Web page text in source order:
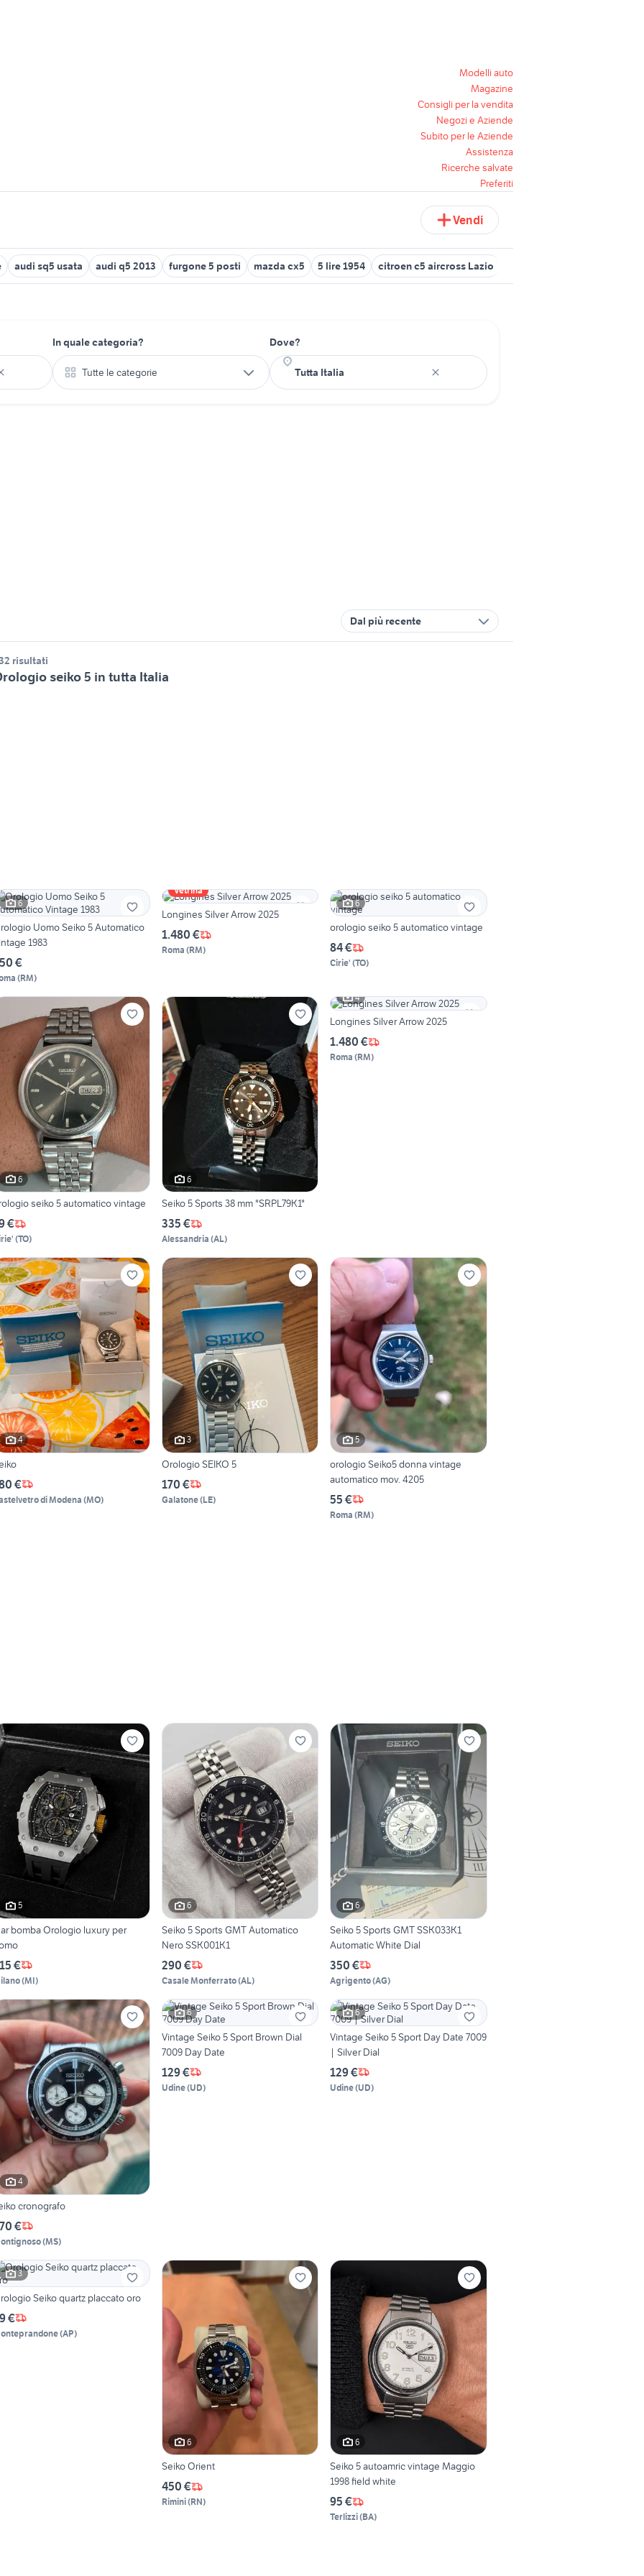
Modelli auto
Magazine
Consigli per la vendita
Negozi e Aziende
Subito per le Aziende
Assistenza
Ricerche salvate
Preferiti
Vendi
audi sq5 usata audi q5 2013 furgone 5 posti mazda cx5 5 lire 1954 citroen c5 aircross Lazio
In quale categoria?
Tutte le categorie
Dove?
Dal più recente
risultati
seiko 5 in tutta Italia
6
Uomo Seiko 5 Automatico
1983
€
(RM)
Vetrina
Longines Silver Arrow 2025
1.480 €
Roma (RM)
6
orologio seiko 5 automatico vintage
84 €
Cirie' (TO)
6
seiko 5 automatico vintage
€
(TO)
6
Seiko 5 Sports 38 mm "SRPL79K1"
335 €
Alessandria (AL)
4
Longines Silver Arrow 2025
1.480 €
Roma (RM)
4
€
di Modena (MO)
3
Orologio SEIKO 5
170 €
Galatone(LE)
5
orologio Seiko5 donna vintage
automatico mov. 4205
55 €
Roma (RM)
5
bomba Orologio luxury per
€
(MI)
6
Seiko 5 Sports GMT Automatico
Nero SSK001K1
290 €
Casale Monferrato(AL)
6
Seiko 5 Sports GMT SSK033K1
Automatic White Dial
350 €
Agrigento(AG)
4
cronografo
€
(MS)
6
Vintage Seiko 5 Sport Brown Dial
7009 Day Date
129 €
Udine(UD)
6
Vintage Seiko 5 Sport Day Date 7009
| Silver Dial
129 €
Udine(UD)
3
Seiko quartz placcato oro
€
(AP)
6
Seiko Orient
450 €
Rimini(RN)
6
Seiko 5 autoamric vintage Maggio
1998 field white
95 €
Terlizzi(BA)